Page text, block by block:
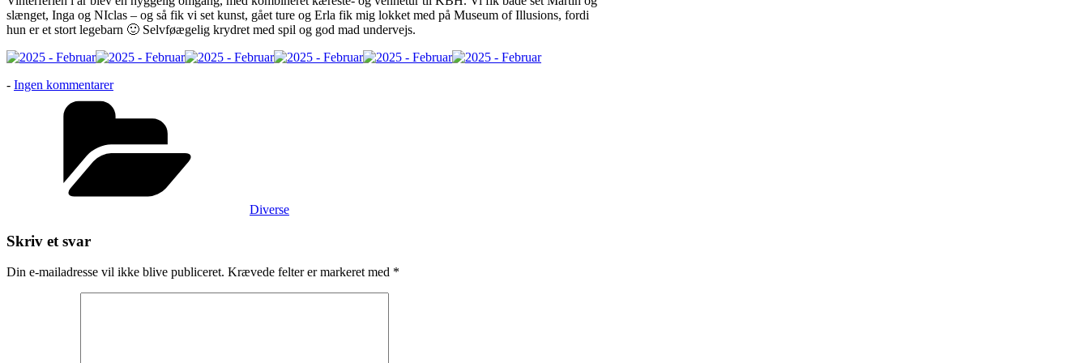
slænget, Inga og NIclas – og så fik vi set kunst, gået ture og Erla fik mig lokket med på Museum of Illusions, fordi
hun er et stort legebarn 🙂 Selvføægelig krydret med spil og god mad undervejs.
- Ingen kommentarertil
Diverse
Skriv et svar
Din e-mailadresse vil ikke blive publiceret. Krævede felter er markeret med *